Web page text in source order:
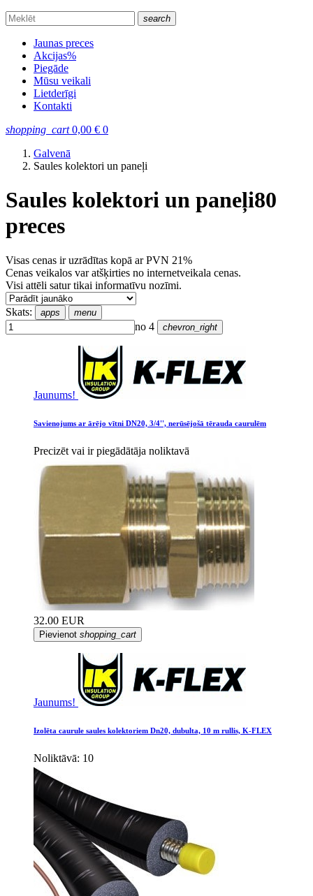
search
Jaunas preces
Akcijas%
Piegāde
Mūsu veikali
Lietderīgi
Kontakti
shopping_cart 0,00 € 0
Galvenā
Saules kolektori un paneļi
Saules kolektori un paneļi80
preces
Visas cenas ir uzrādītas kopā ar PVN 21%
Cenas veikalos var atšķirties no internetveikala cenas.
Visi attēli satur tikai informatīvu nozīmi.
Skats: apps menu
no 4 chevron_right
Jaunums!
Savienojums ar ārējo vītni DN20, 3/4'', nerūsējošā tērauda caurulēm
Precizēt vai ir piegādātāja noliktavā
32.00 EUR
Pievienot shopping_cart
Jaunums!
Izolēta caurule saules kolektoriem Dn20, dubulta, 10 m rullis, K-FLEX
Noliktāvā: 10